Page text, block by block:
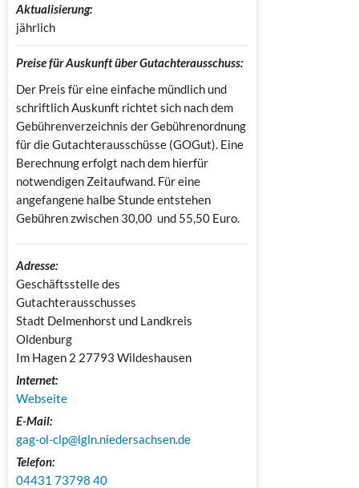
Aktualisierung:
jährlich
Preise für Auskunft über Gutachterausschuss:
Der Preis für eine einfache mündlich und
schriftlich Auskunft richtet sich nach dem
Gebührenverzeichnis der Gebührenordnung
für die Gutachterausschüsse (GOGut). Eine
Berechnung erfolgt nach dem hierfür
notwendigen Zeitaufwand. Für eine
angefangene halbe Stunde entstehen
Gebühren zwischen 30,00 und 55,50 Euro.
Adresse:
Geschäftsstelle des
Gutachterausschusses
Stadt Delmenhorst und Landkreis
Oldenburg
Im Hagen 2 27793 Wildeshausen
Internet:
Webseite
E-Mail:
gag-ol-clp@lgln.niedersachsen.de
Telefon:
04431 73798 40